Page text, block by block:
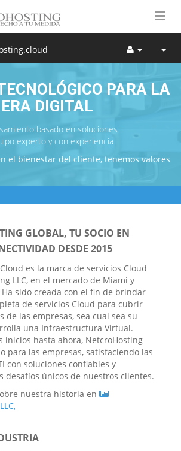
PARA LA
ERA DIGITAL
basado en soluciones
experto y con experiencia
el bienestar del cliente, tenemos valores
GLOBAL, TU SOCIO EN
DESDE 2015
es la marca de servicios Cloud
LLC, en el mercado de Miami y
sido creada con el fin de brindar
de servicios Cloud para cubrir
de las empresas, sea cual sea su
una Infraestructura Virtual.
inicios hasta ahora, NetcroHosting
para las empresas, satisfaciendo las
con soluciones confiables y
desafíos únicos de nuestros clientes.
nuestra historia en